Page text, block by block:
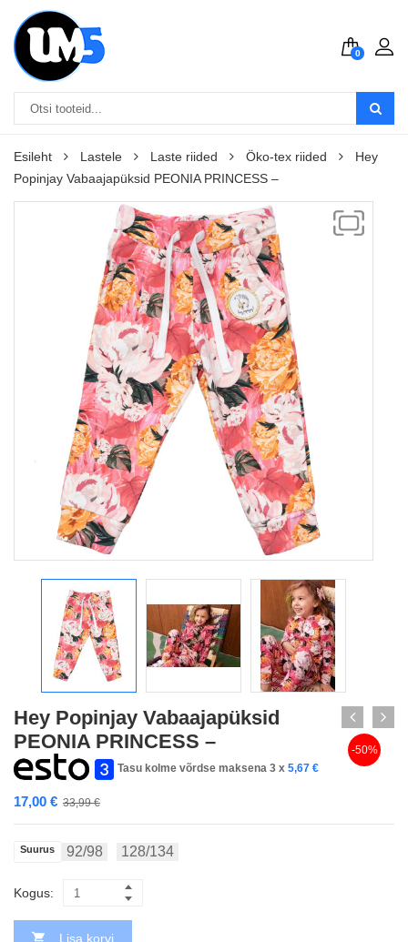
0
Esileht Lastele Laste riided Öko-tex riided
Hey
Popinjay Vabaajapüksid PEONIA PRINCESS –
Hey Popinjay Vabaajapüksid
PEONIA PRINCESS –
Tasu kolme võrdse maksena 3 x 5,67 €
33,99€
17,00 €
-50%
Suurus 92/98 128/134
Kogus:
Lisa korvi